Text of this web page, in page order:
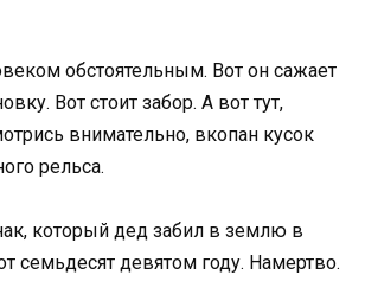
обстоятельным. Вот он сажает
Вот стоит забор. А вот тут,
внимательно, вкопан кусок
рельса.
который дед забил в землю в
семьдесят девятом году. Намертво.